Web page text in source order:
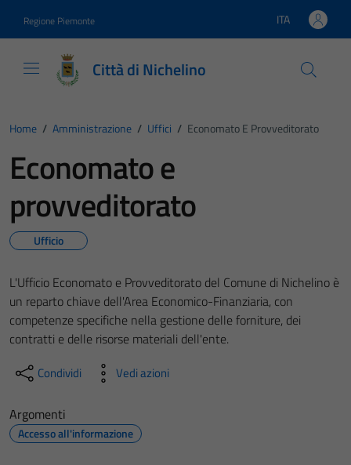
Regione Piemonte Lingua attiva:
ITA
Città di Nichelino
Home / Amministrazione / Uffici / Economato E Provveditorato
Economato e
provveditorato
Ufficio
L'Ufficio Economato e Provveditorato del Comune di Nichelino è
un reparto chiave dell'Area Economico-Finanziaria, con
competenze specifiche nella gestione delle forniture, dei
contratti e delle risorse materiali dell'ente.
Condividi Vedi azioni
Argomenti
Accesso all'informazione